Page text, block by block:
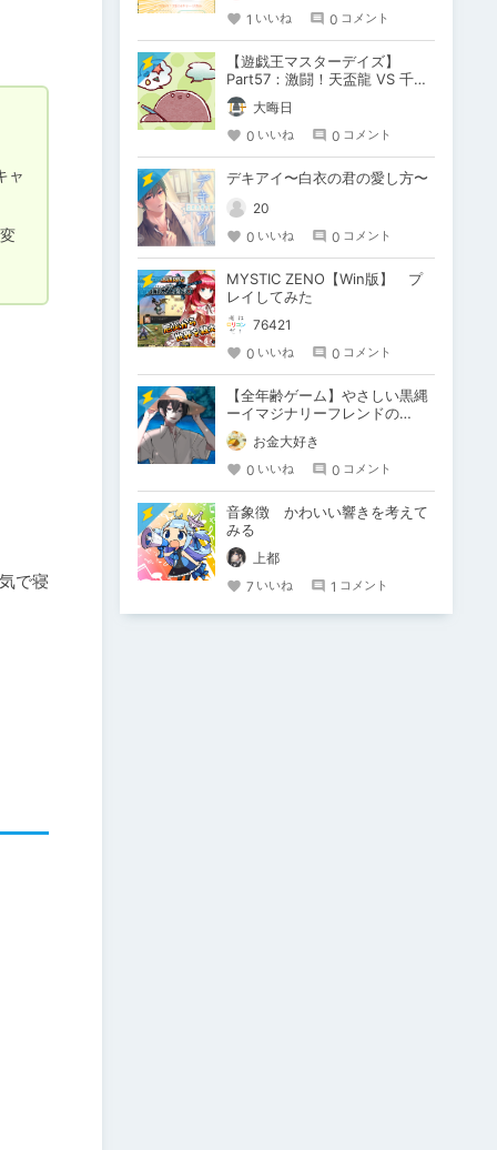
ャ
で寝
1 いいね 0 コメント
【遊戯王マスターデイズ】
Part57：激闘！天盃龍 VS 千年
D【架空デュエル】
大晦日
0 いいね 0 コメント
デキアイ〜白衣の君の愛し方〜
20
0 いいね 0 コメント
MYSTIC ZENO【Win版】 プ
レイしてみた
76421
0 いいね 0 コメント
【全年齢ゲーム】やさしい黒縄
ーイマジナリーフレンドの
「彼」と過ごすおぼんやすみー
お金大好き
0 いいね 0 コメント
音象徴 かわいい響きを考えて
みる
上都
7 いいね 1 コメント